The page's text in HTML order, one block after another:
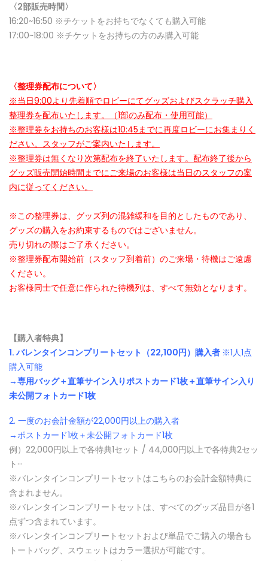
〈2部販売時間〉
16:20~16:50 ※チケットをお持ちでなくても購入可能
17:00~18:00 ※チケットをお持ちの方のみ購入可能
〈整理券配布について〉
※当日9:00より先着順でロビーにてグッズおよびスクラッチ購入
整理券を配布いたします。（1部のみ配布・使用可能）
※整理券をお持ちのお客様は10:45までに再度ロビーにお集まりく
ださい。スタッフがご案内いたします。
※整理券は無くなり次第配布を終了いたします。配布終了後から
グッズ販売開始時間までにご来場のお客様は当日のスタッフの案
内に従ってください。
※この整理券は、グッズ列の混雑緩和を目的としたものであり、
グッズの購入をお約束するものではございません。
売り切れの際はご了承ください。
※整理券配布開始前（スタッフ到着前）のご来場・待機はご遠慮
ください。
お客様同士で任意に作られた待機列は、すべて無効となります。
【購入者特典】
1. バレンタインコンプリートセット（22,100円）購入者 ※1人1点
購入可能
→専用バッグ＋直筆サイン入りポストカード1枚＋直筆サイン入り
未公開フォトカード1枚
2. 一度のお会計金額が22,000円以上の購入者
→ポストカード1枚＋未公開フォトカード1枚
例）22,000円以上で各特典1セット / 44,000円以上で各特典2セッ
ト···
※バレンタインコンプリートセットはこちらのお会計金額特典に
含まれません。
※バレンタインコンプリートセットは、すべてのグッズ品目が各1
点ずつ含まれています。
※バレンタインコンプリートセットおよび単品でご購入の場合も
トートバッグ、スウェットはカラー選択が可能です。